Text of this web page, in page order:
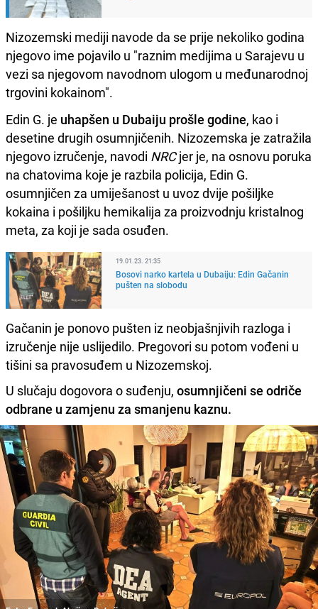
Nizozemski mediji navode da se prije nekoliko godina
njegovo ime pojavilo u "raznim medijima u Sarajevu u
vezi sa njegovom navodnom ulogom u međunarodnoj
trgovini kokainom".
Edin G. je uhapšen u Dubaiju prošle godine, kao i
desetine drugih osumnjičenih. Nizozemska je zatražila
njegovo izručenje, navodi NRCjer je, na osnovu poruka
na chatovima koje je razbila policija, Edin G.
osumnjičen za umiješanost u uvoz dvije pošiljke
kokaina i pošiljku hemikalija za proizvodnju kristalnog
meta, za koji je sada osuđen.
19.01.23. 21:35
Bosovi narko kartela u Dubaiju: Edin Gačanin
pušten na slobodu
Gačanin je ponovo pušten iz neobjašnjivih razloga i
izručenje nije uslijedilo. Pregovori su potom vođeni u
tišini sa pravosuđem u Nizozemskoj.
U slučaju dogovora o suđenju, osumnjičeni se odriče
odbrane u zamjenu za smanjenu kaznu.